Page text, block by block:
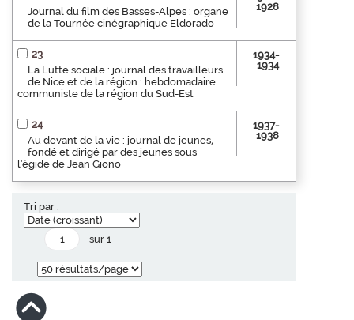
Journal du film des Basses-Alpes : organe
de la Tournée cinégraphique Eldorado
1928
23
La Lutte sociale : journal des travailleurs
de Nice et de la région : hebdomadaire
communiste de la région du Sud-Est
1934-
1934
24
Au devant de la vie : journal de jeunes,
fondé et dirigé par des jeunes sous
l'égide de Jean Giono
1937-
1938
Tri par :
sur 1